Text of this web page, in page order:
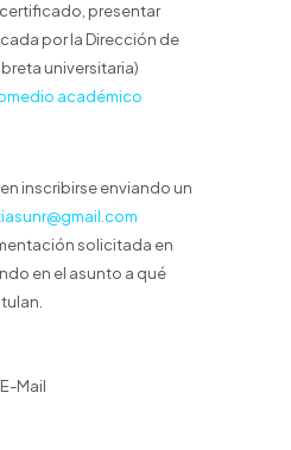
presentar
por la Dirección de
universitaria)
académico
inscribirse enviando un
solicitada en
en el asunto a qué
E-Mail